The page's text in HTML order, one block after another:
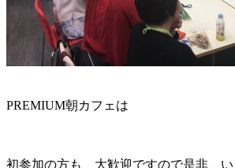
PREMIUM朝カフェは
初参加の方も 大歓迎ですので是非、い